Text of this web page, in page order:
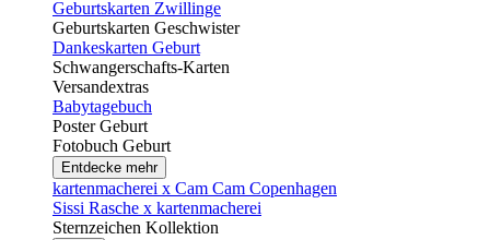
Geburtskarten Zwillinge
Geburtskarten Geschwister
Dankeskarten Geburt
Schwangerschafts-Karten
Versandextras
Babytagebuch
Poster Geburt
Fotobuch Geburt
Entdecke mehr
kartenmacherei x Cam Cam Copenhagen
Sissi Rasche x kartenmacherei
Sternzeichen Kollektion